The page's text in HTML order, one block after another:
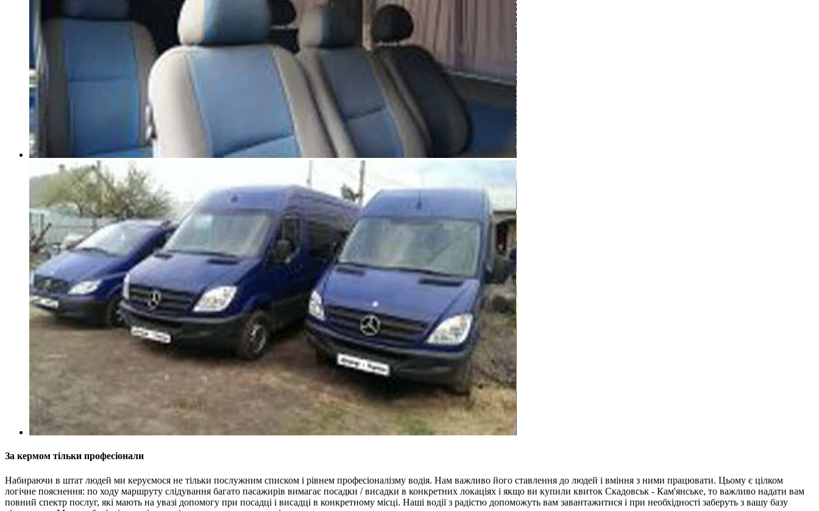
За кермом тільки професіонали
Набираючи в штат людей ми керуємося не тільки послужним списком і рівнем професіоналізму водія. Нам важливо його ставлення до людей і вміння з ними працювати. Цьому є цілком
логічне пояснення: по ходу маршруту слідування багато пасажирів вимагає посадки / висадки в конкретних локаціях і якщо ви купили квиток Скадовськ - Кам'янське, то важливо надати вам
повний спектр послуг, які мають на увазі допомогу при посадці і висадці в конкретному місці. Наші водії з радістю допоможуть вам завантажитися і при необхідності заберуть з вашу базу